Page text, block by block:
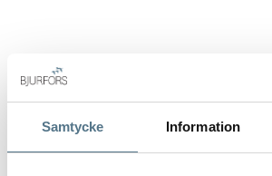
Samtycke Information
exklusiva tillvalen skapas en atmosfär av
som gör att hemmet bara växer i skönhet
Utöver din egen bostad får du tillgång till
som gör vardagen lite mer speciell. På